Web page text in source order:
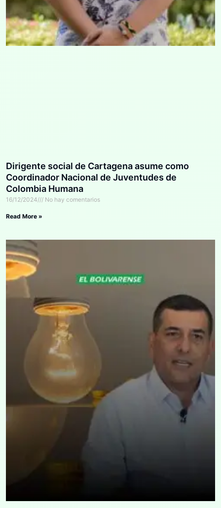
Dirigente social de Cartagena asume como
Coordinador Nacional de Juventudes de
Colombia Humana
16/12/2024 No hay comentarios
Read More »